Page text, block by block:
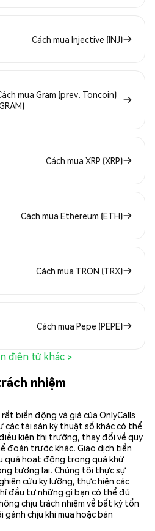
Cách mua Injective (INJ)
mua Gram (prev. Toncoin)
Cách mua XRP (XRP)
Cách mua Ethereum (ETH)
Cách mua TRON (TRX)
Cách mua Pepe (PEPE)
điện tử khác >
nhiệm
biến động và giá của OnlyCalls
các tài sản kỹ thuật số khác có thể
kiện thị trường, thay đổi về quy
đoán trước khác. Giao dịch tiền
quả hoạt động trong quá khứ
tương lai. Chúng tôi thực sự
cứu kỹ lưỡng, thực hiện các
đầu tư những gì bạn có thể đủ
chịu trách nhiệm về bất kỳ tổn
chịu khi mua hoặc bán